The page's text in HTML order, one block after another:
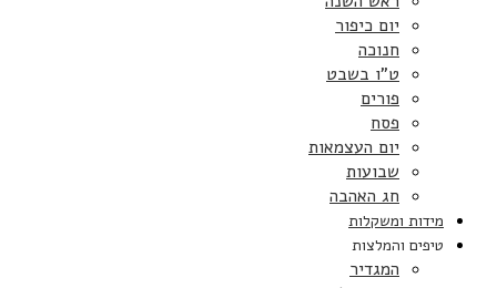
יום כיפור
חנוכה
ט”ו בשבט
פורים
פסח
יום העצמאות
שבועות
חג האהבה
מידות ומשקלות
טיפים והמלצות
המגדיר